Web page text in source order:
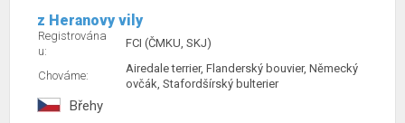
z Heranovy vily
Registrována
u:
FCI (ČMKU, SKJ)
Chováme:
Airedale terrier, Flanderský bouvier, Německý
ovčák, Stafordšírský bulterier
Břehy